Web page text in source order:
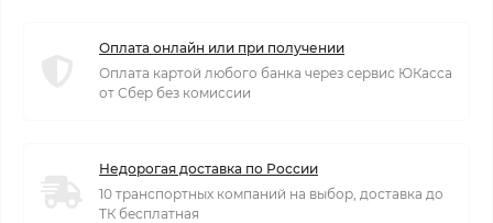
Оплата онлайн или при получении
Оплата картой любого банка через сервис ЮКасса
от Сбер без комиссии
Недорогая доставка по России
10 транспортных компаний на выбор, доставка до
ТК бесплатная